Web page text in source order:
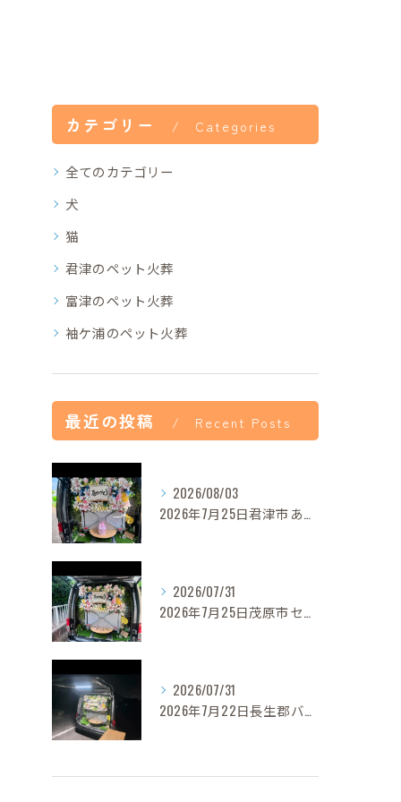
カテゴリー Categories
全てのカテゴリー
犬
猫
君津のペット火葬
富津のペット火葬
袖ケ浦のペット火葬
最近の投稿 Recent Posts
2026/08/03
2026年7月25日君津市あずきちゃんご葬儀
2026/07/31
2026年7月25日茂原市セレナちゃんご葬儀
2026/07/31
2026年7月22日長生郡バロンちゃんご葬儀